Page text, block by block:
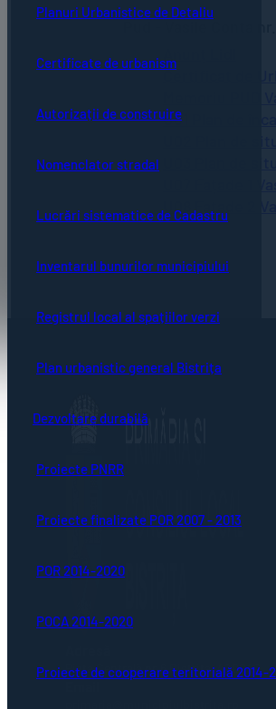
Planuri Urbanistice de Detaliu
Certificate de urbanism
Autorizații de construire
Nomenclator stradal
Lucrări sistematice de Cadastru
Inventarul bunurilor municipiului
Registrul local al spațiilor verzi
Plan urbanistic general Bistrița
Dezvoltare durabilă
Proiecte PNRR
Proiecte finalizate POR 2007 - 2013
POR 2014-2020
POCA 2014-2020
Proiecte de cooperare teritorială 2014-
Certificat de
Memoriu PUD
U01 Plan de
U02 Plan de
U03 Plan de
U07 Fațade 1
U08 Fațade 2
Piaţa Centrală nr.6 Bistriţa, 420040